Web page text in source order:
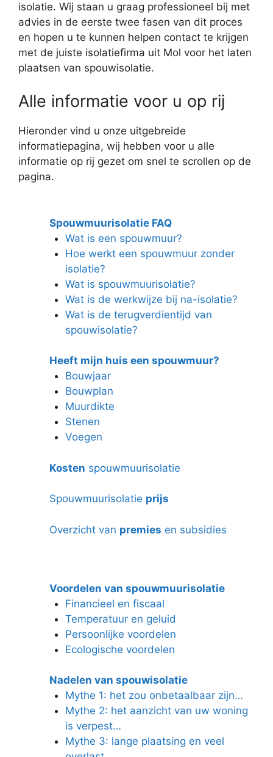
isolatie. Wij staan u graag professioneel bij met
advies in de eerste twee fasen van dit proces
en hopen u te kunnen helpen contact te krijgen
met de juiste isolatiefirma uit Mol voor het laten
plaatsen van spouwisolatie.
Alle informatie voor u op rij
Hieronder vind u onze uitgebreide
informatiepagina, wij hebben voor u alle
informatie op rij gezet om snel te scrollen op de
pagina.
Spouwmuurisolatie FAQ
Wat is een spouwmuur?
Hoe werkt een spouwmuur zonder
isolatie?
Wat is spouwmuurisolatie?
Wat is de werkwijze bij na-isolatie?
Wat is de terugverdientijd van
spouwisolatie?
Heeft mijn huis een spouwmuur?
Bouwjaar
Bouwplan
Muurdikte
Stenen
Voegen
Kosten spouwmuurisolatie
Spouwmuurisolatie prijs
Overzicht van premies en subsidies
Voordelen van spouwmuurisolatie
Financieel en fiscaal
Temperatuur en geluid
Persoonlijke voordelen
Ecologische voordelen
Nadelen van spouwisolatie
Mythe 1: het zou onbetaalbaar zijn…
Mythe 2: het aanzicht van uw woning
is verpest…
Mythe 3: lange plaatsing en veel